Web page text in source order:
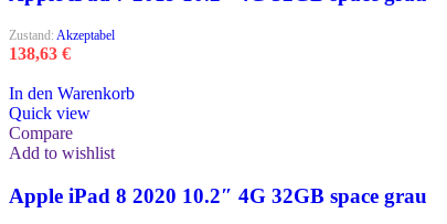
Zustand: Akzeptabel
138,63 €
In den Warenkorb
Quick view
Compare
Add to wishlist
Apple iPad 8 2020 10.2″ 4G 32GB space grau